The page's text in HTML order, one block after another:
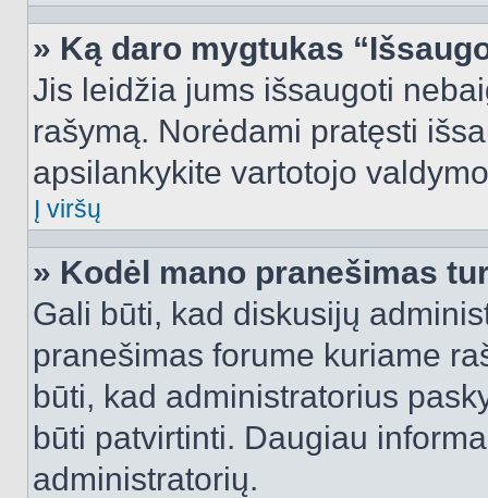
» Ką daro mygtukas
Jis leidžia jums išsaugoti
rašymą. Norėdami pratęsti
apsilankykite vartotojo
Į viršų
» Kodėl mano pranešimas
Gali būti, kad diskusijų
pranešimas forume kuriame
būti, kad administratorius
būti patvirtinti. Daugiau
administratorių.